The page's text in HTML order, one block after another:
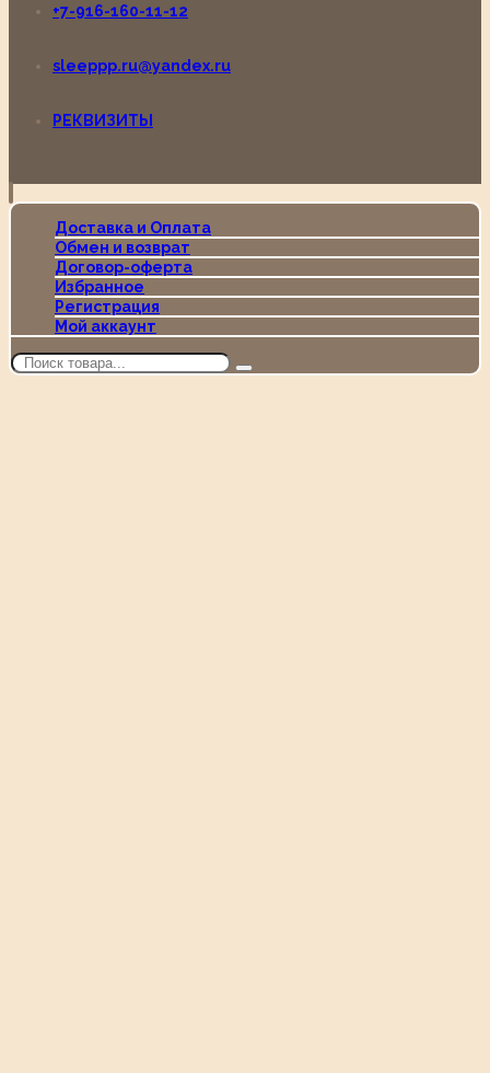
+7-916-160-11-12
sleeppp.ru@yandex.ru
РЕКВИЗИТЫ
Доставка и Оплата
Обмен и возврат
Договор-оферта
Избранное
Регистрация
Мой аккаунт